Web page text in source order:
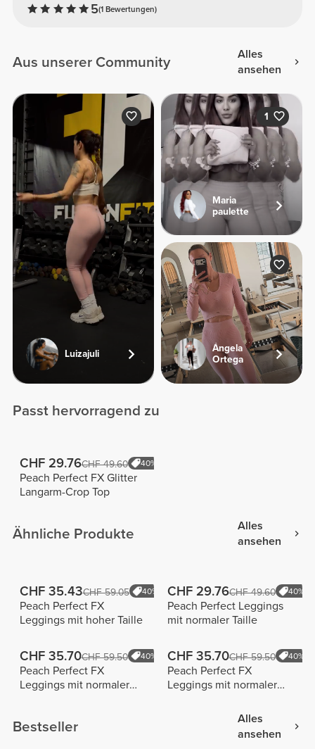
5(1 Bewertungen)
Aus unserer Community
Alles
ansehen
Luizajuli
1
Maria
paulette
Ángela
Ortega
Passt hervorragend zu
CHF 29.76CHF 49.60 40%
Peach Perfect FX Glitter
Langarm-Crop Top
Ähnliche Produkte
Alles
ansehen
CHF 35.43CHF 59.05 40%
Peach Perfect FX
Leggings mit hoher Taille
CHF 29.76CHF 49.60 40%
Peach Perfect Leggings
mit normaler Taille
CHF 35.70CHF 59.50 40%
Peach Perfect FX
Leggings mit normaler
CHF 35.70CHF 59.50 40%
Peach Perfect FX
Leggings mit normaler
Bestseller
Alles
ansehen